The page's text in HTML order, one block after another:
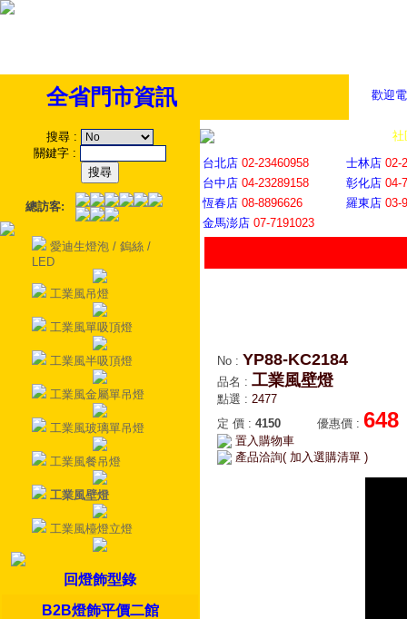
歡迎
全省門市資訊
搜尋 :
關鍵字 :
總訪客:
愛迪生燈泡 / 鎢絲 /
LED
工業風吊燈
工業風單吸頂燈
工業風半吸頂燈
工業風金屬單吊燈
工業風玻璃單吊燈
工業風餐吊燈
工業風壁燈
工業風檯燈立燈
回燈飾型錄
B2B燈飾平價二館
社
台北店 02-23460958 士林店 02-
台中店 04-23289158 彰化店 04-
恆春店 08-8896626 羅東店 03-
金馬澎店 07-7191023
No : YP88-KC2184
品名 : 工業風壁燈
點選 : 2477
定 價 : 4150 優惠價 : 648
置入購物車
產品洽詢( 加入選購清單 )